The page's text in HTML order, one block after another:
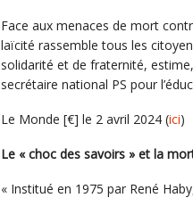
Face aux menaces de mort
laïcité rassemble tous les
solidarité et de fraternité,
secrétaire national PS pour
Le Monde [€] le 2 avril 2024 (ici)
Le « choc des savoirs » et la
« Institué en 1975 par René